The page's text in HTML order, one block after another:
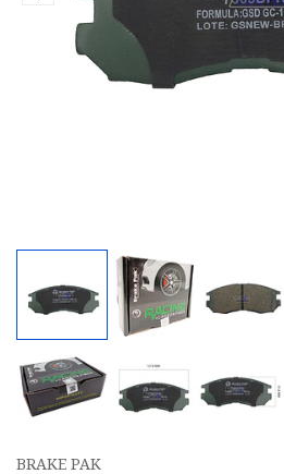
BRAKE PAK